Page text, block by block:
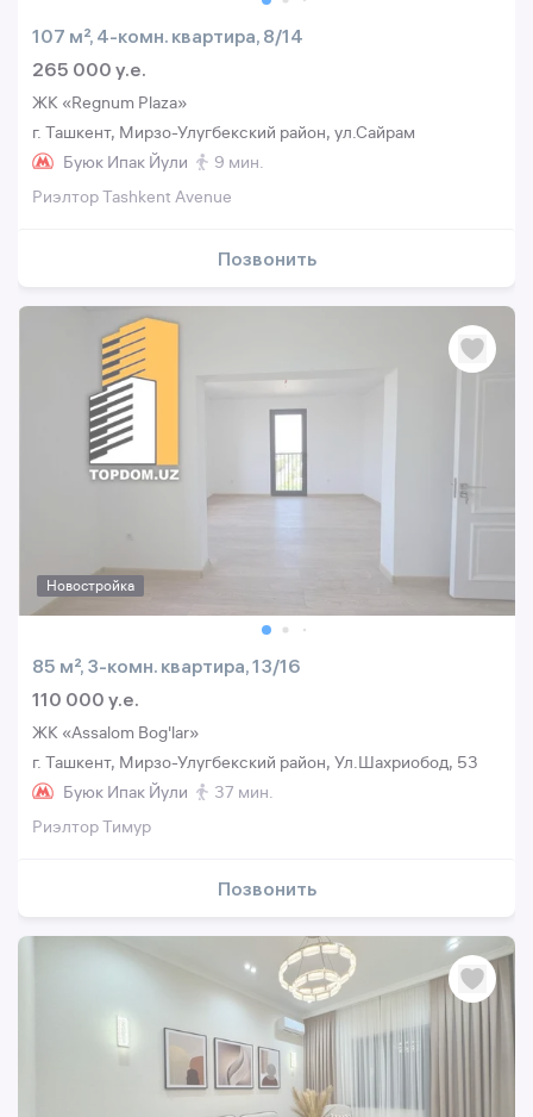
107 м², 4-комн. квартира, 8/14
265 000 y.e.
ЖК «Regnum Plaza»
г. Ташкент, Мирзо-Улугбекский район, ул.Сайрам
Буюк Ипак Йули
9 мин.
Риэлтор Tashkent Avenue
Позвонить
Новостройка
85 м², 3-комн. квартира, 13/16
110 000 y.e.
ЖК «Assalom Bog'lar»
г. Ташкент, Мирзо-Улугбекский район, Ул.Шахриобод, 53
Буюк Ипак Йули
37 мин.
Риэлтор Тимур
Позвонить